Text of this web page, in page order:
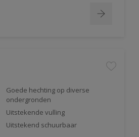
Goede hechting op diverse
ondergronden
Uitstekende vulling
Uitstekend schuurbaar